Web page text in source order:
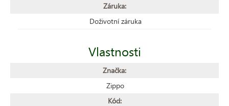
Záruka:
Doživotní záruka
Vlastnosti
Značka:
Zippo
Kód: